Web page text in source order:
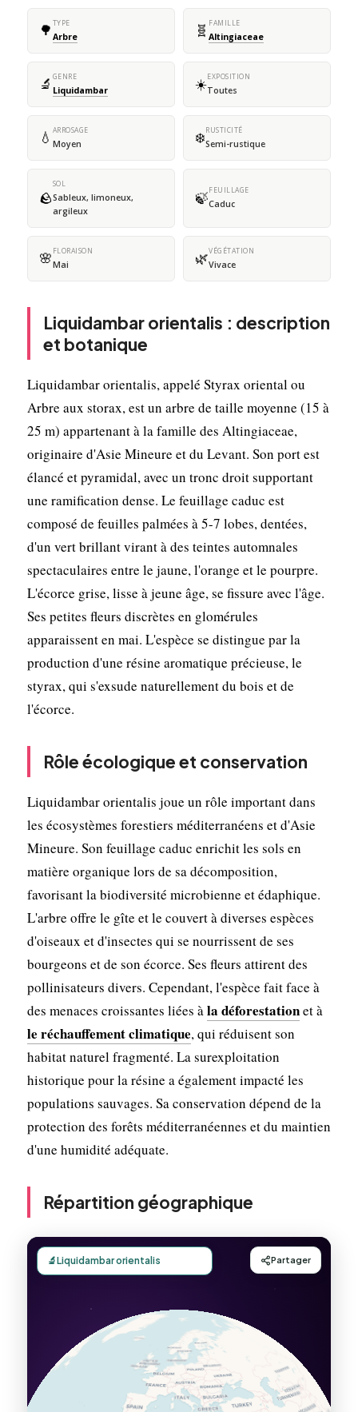
🌳 TYPE
Arbre 🧬 FAMILLE
Altingiaceae
🔬 GENRE
Liquidambar ☀️EXPOSITION
Toutes
💧 ARROSAGE
Moyen ❄️RUSTICITÉ
Semi-rustique
🪨
SOL
Sableux, limoneux,
argileux
🍃FEUILLAGE
Caduc
🌸 FLORAISON
Mai 🌿VÉGÉTATION
Vivace
Liquidambar orientalis : description
et botanique
Liquidambar orientalis, appelé Styrax oriental ou
Arbre aux storax, est un arbre de taille moyenne (15 à
25 m) appartenant à la famille des Altingiaceae,
originaire d'Asie Mineure et du Levant. Son port est
élancé et pyramidal, avec un tronc droit supportant
une ramification dense. Le feuillage caduc est
composé de feuilles palmées à 5-7 lobes, dentées,
d'un vert brillant virant à des teintes automnales
spectaculaires entre le jaune, l'orange et le pourpre.
L'écorce grise, lisse à jeune âge, se fissure avec l'âge.
Ses petites fleurs discrètes en glomérules
apparaissent en mai. L'espèce se distingue par la
production d'une résine aromatique précieuse, le
styrax, qui s'exsude naturellement du bois et de
l'écorce.
Rôle écologique et conservation
Liquidambar orientalis joue un rôle important dans
les écosystèmes forestiers méditerranéens et d'Asie
Mineure. Son feuillage caduc enrichit les sols en
matière organique lors de sa décomposition,
favorisant la biodiversité microbienne et édaphique.
L'arbre offre le gîte et le couvert à diverses espèces
d'oiseaux et d'insectes qui se nourrissent de ses
bourgeons et de son écorce. Ses fleurs attirent des
pollinisateurs divers. Cependant, l'espèce fait face à
des menaces croissantes liées àla déforestationet à
le réchauffement climatique, qui réduisent son
habitat naturel fragmenté. La surexploitation
historique pour la résine a également impacté les
populations sauvages. Sa conservation dépend de la
protection des forêts méditerranéennes et du maintien
d'une humidité adéquate.
Répartition géographique